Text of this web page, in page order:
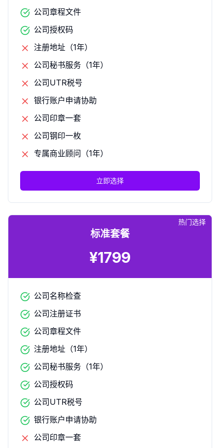
公司章程文件
公司授权码
注册地址（1年）
公司秘书服务（1年）
公司UTR税号
银行账户申请协助
公司印章一套
公司钢印一枚
专属商业顾问（1年）
立即选择
热门选择
标准套餐
¥1799
公司名称检查
公司注册证书
公司章程文件
注册地址（1年）
公司秘书服务（1年）
公司授权码
公司UTR税号
银行账户申请协助
公司印章一套